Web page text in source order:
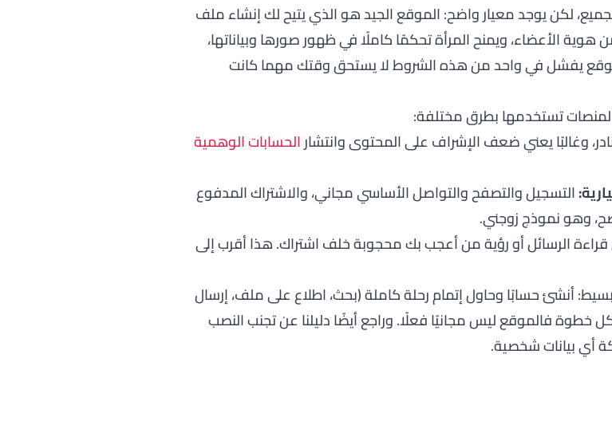
لكن يوجد معيار واضح: الموقع الجيد هو الذي يتيح لك إنشاء ملف
الأعضاء، ويمنح المرأة تحكمًا كاملًا في ظهور صورها وبياناتها،
يفشل في واحد من هذه الشروط لا يستحق وقتك مهما كانت
تستخدمها بطرق مختلفة:
وغالبًا يعني ضعف الإشراف على المحتوى وانتشارالحسابات الوهمية
التسجيل والتصفح والتواصل الأساسي مجاني، والاشتراك المدفوع
وهو نموذج زوجني.
الرسائل أو رؤية من أعجب بك محجوبة خلف اشتراك. هذا أقرب إلى
أنشئ حسابًا وحاول إتمام رحلة كاملة (بحث، اطلاع على ملف، إرسال
فالموقع ليس مجانيًا فعلًا. وراجع أيضًا دليلنا عنتجنب النصب
أي بيانات شخصية.